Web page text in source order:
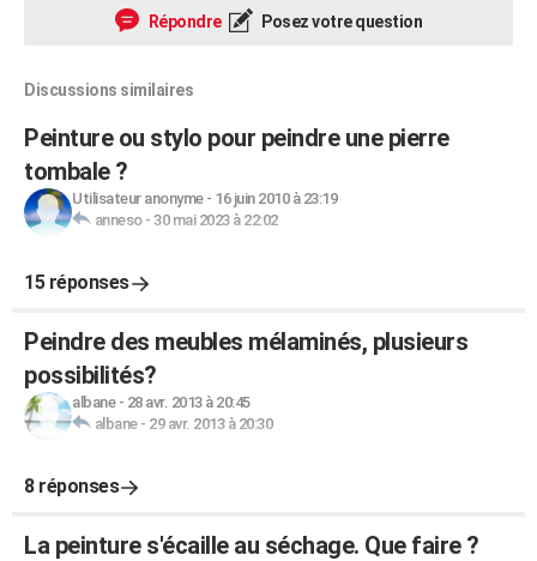
Répondre Posez votre question
Discussions similaires
Peinture ou stylo pour peindre une pierre
tombale ?
Utilisateur anonyme- 16 juin 2010 à 23:19
anneso- 30 mai 2023 à 22:02
15 réponses
Peindre des meubles mélaminés, plusieurs
possibilités?
albane- 28 avr. 2013 à 20:45
albane- 29 avr. 2013 à 20:30
8 réponses
La peinture s'écaille au séchage. Que faire ?